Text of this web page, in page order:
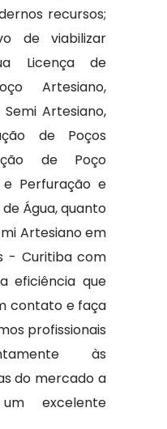
recursos;
de viabilizar
Licença de
Artesiano,
Artesiano,
de Poços
de Poço
Perfuração e
Água, quanto
Artesiano em
- Curitiba com
eficiência que
contato e faça
profissionais
às
do mercado a
excelente